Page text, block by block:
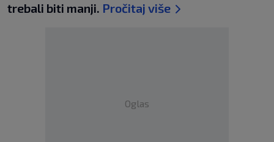
trebali biti manji. Pročitaj više
Oglas